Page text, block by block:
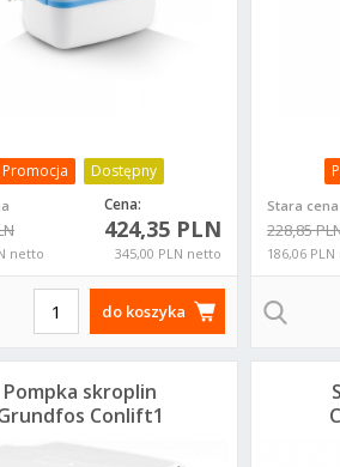
Promocja Dostępny
netto
Cena:
424,35 PLN
345,00 PLN netto
do koszyka
Stara cena
228,85
186,06
Pompka skroplin
Conlift1